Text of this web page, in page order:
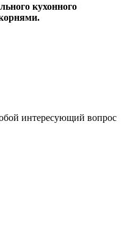
кухонного
интересующий вопрос